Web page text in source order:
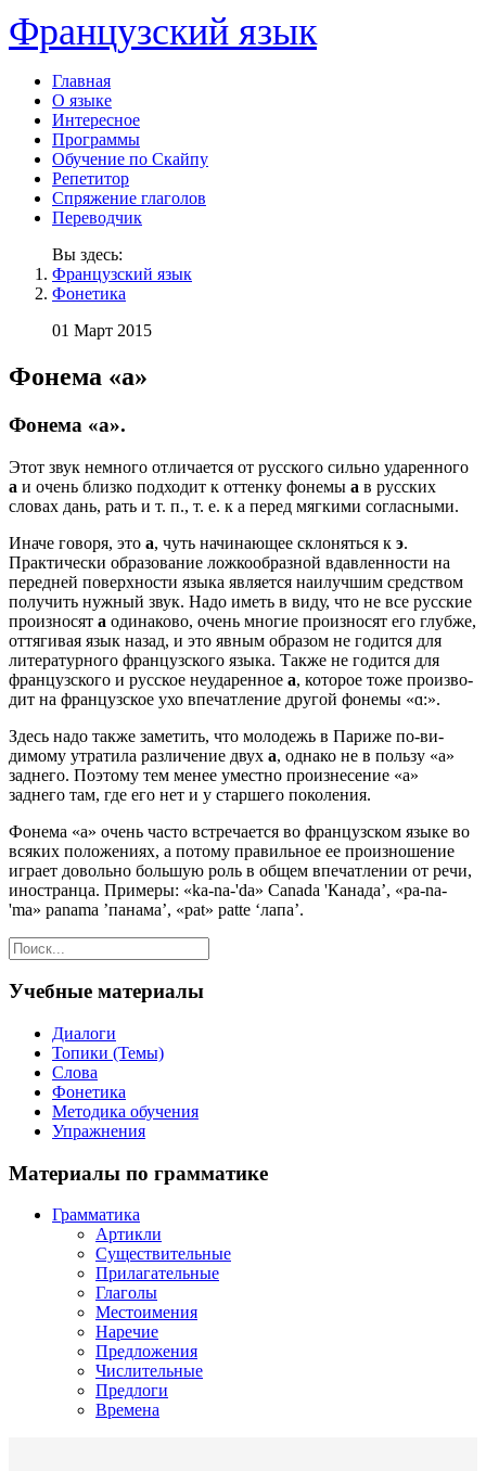
Французский язык
Главная
О языке
Интересное
Программы
Обучение по Скайпу
Репетитор
Спряжение глаголов
Переводчик
Вы здесь:
Французский язык
Фонетика
01 Март 2015
Фонема «а»
Фонема «а».
Этот звук немного отличается от рус­ского сильно ударенного
а и очень близко подходит к оттенку фонемы а в русских
словах дань, рать и т. п., т. е. к а перед мягкими согласными.
Иначе говоря, это а, чуть начи­нающее склоняться к э.
Практически образование ложкообраз­ной вдавленности на
передней поверхности языка является наилучшим средством
получить нужный звук. Надо иметь в виду, что не все русские
произносят а одинаково, очень многие произносят его глубже,
оттягивая язык назад, и это явным образом не годится для
литературного французского языка. Также не годится для
французского и русское неударенное а, которое тоже произво­
дит на французское ухо впечатление другой фонемы «ɑ:».
Здесь надо также заметить, что молодежь в Париже по-ви­
димому утратила различение двух а, однако не в пользу «а»
заднего. Поэтому тем менее уместно произнесение «а»
заднего там, где его нет и у старшего поколения.
Фонема «а» очень часто встречается во французском языке во
всяких положениях, а потому правильное ее произношение
играет довольно большую роль в общем впечатлении от речи,
иностранца. Примеры: «ka-na-'da» Canada 'Канада’, «pa-na-
'ma» panama ’панама’, «pat» patte ‘лапа’.
Учебные материалы
Диалоги
Топики (Темы)
Слова
Фонетика
Методика обучения
Упражнения
Материалы по грамматике
Грамматика
Артикли
Существительные
Прилагательные
Глаголы
Местоимения
Наречие
Предложения
Числительные
Предлоги
Времена